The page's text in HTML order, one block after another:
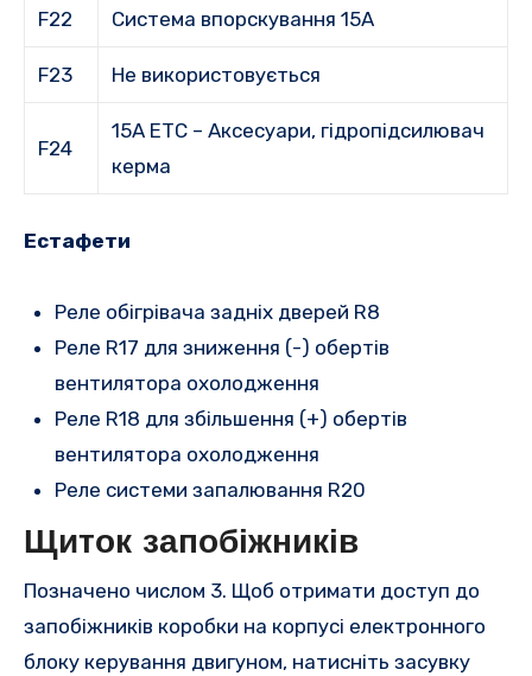
F22 Система впорскування 15A
F23 Не використовується
F24
15A ETC – Аксесуари, гідропідсилювач
керма
Естафети
Реле обігрівача задніх дверей R8
Реле R17 для зниження (-) обертів
вентилятора охолодження
Реле R18 для збільшення (+) обертів
вентилятора охолодження
Реле системи запалювання R20
Щиток запобіжників
Позначено числом 3. Щоб отримати доступ до
запобіжників коробки на корпусі електронного
блоку керування двигуном, натисніть засувку